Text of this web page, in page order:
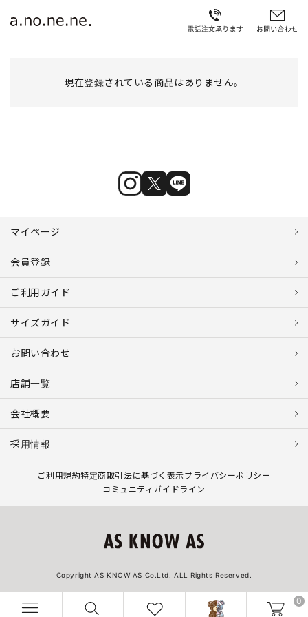
0
現在登録されている商品はありません。
マイページ
会員登録
ご利用ガイド
サイズガイド
お問い合わせ
店舗一覧
会社概要
採用情報
ご利用規約特定商取引法に基づく表示プライバシーポリシー
コミュニティガイドライン
Copyright AS KNOW AS Co.Ltd. ALL Rights Reserved.